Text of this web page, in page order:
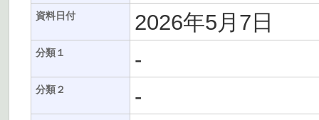
資料日付 2026年5月7日
分類１ -
分類２ -